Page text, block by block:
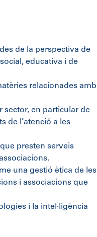
de la perspectiva de
educativa i de
relacionades amb
sector, en particular de
de l’atenció a les
presten serveis
una gestió ètica de les
i associacions que
i la intel·ligència